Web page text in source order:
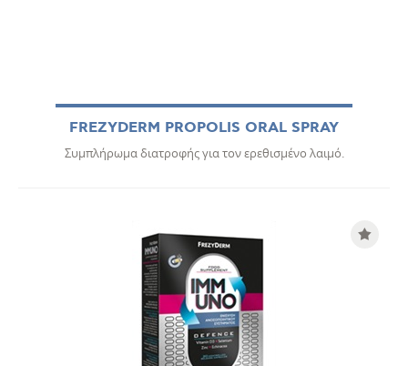
FREZYDERM PROPOLIS ORAL SPRAY
Συμπλήρωμα διατροφής για τον ερεθισμένο λαιμό.